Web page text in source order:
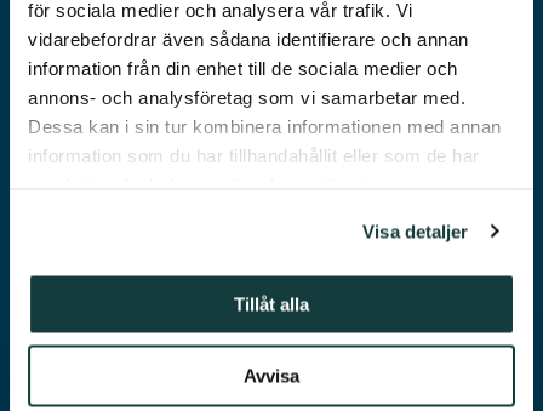
för sociala medier och analysera vår trafik. Vi
vidarebefordrar även sådana identifierare och annan
information från din enhet till de sociala medier och
annons- och analysföretag som vi samarbetar med.
Dessa kan i sin tur kombinera informationen med annan
information som du har tillhandahållit eller som de har
Visa detaljer
Tillåt alla
Avvisa
CASA
HAARTMAN